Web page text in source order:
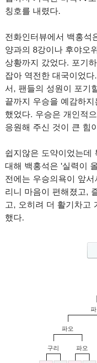
칭호를 내렸다.
전화인터뷰에서 백홍석
양과의 8강이나 후야오
상황까지 갔었다. 포기
잡아 역전한 대국이었
서, 팬들의 성원이 포기
끝까지 우승을 예감하
했었다. 우승은 개인적
응원해 주신 것이 큰 힘
쉽지않은 도약이었는데
대해 백홍석은 '실력이
전에는 우승의욕이 앞
리니 마음이 편해졌고,
고, 오히려 더 활기차고
했다.